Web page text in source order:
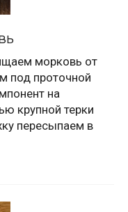
морковь от
под проточной
на
крупной терки
пересыпаем в